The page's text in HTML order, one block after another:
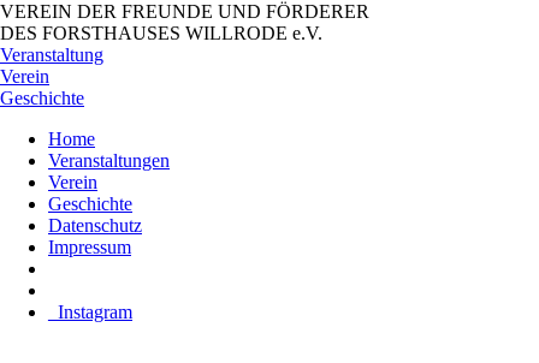
VEREIN DER FREUNDE UND FÖRDERER
DES FORSTHAUSES WILLRODE e.V.
Veranstaltung
Verein
Geschichte
Home
Veranstaltungen
Verein
Geschichte
Datenschutz
Impressum
_Instagram